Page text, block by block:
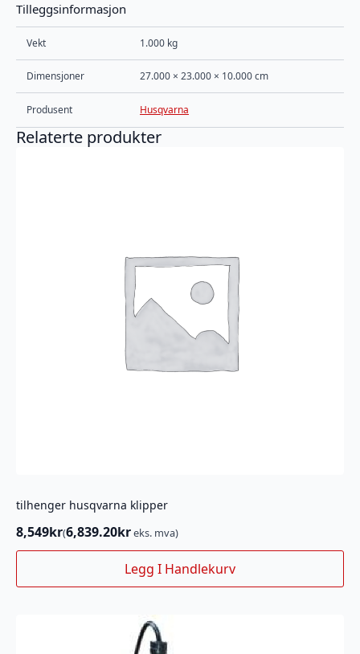
Tilleggsinformasjon
Vekt 1.000 kg
Dimensjoner 27.000 × 23.000 × 10.000 cm
Produsent Husqvarna
Relaterte produkter
tilhenger husqvarna klipper
8,549kr(6,839.20kreks. mva)
Legg I Handlekurv